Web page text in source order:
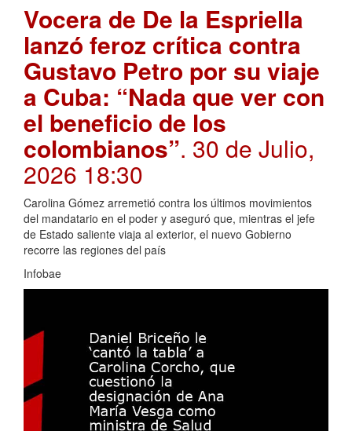
Vocera de De la Espriella
lanzó feroz crítica contra
Gustavo Petro por su viaje
a Cuba: “Nada que ver con
el beneficio de los
colombianos”. 30 de Julio,
2026 18:30
Carolina Gómez arremetió contra los últimos movimientos
del mandatario en el poder y aseguró que, mientras el jefe
de Estado saliente viaja al exterior, el nuevo Gobierno
recorre las regiones del país
Infobae